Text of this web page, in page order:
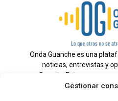
Gestionar
Onda Guanche es una
noticias, entrevistas y
Canaria. Estamos
información veraz y un